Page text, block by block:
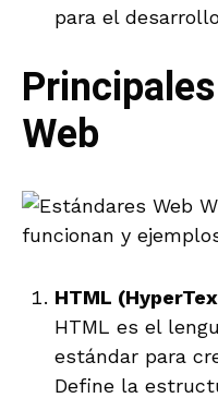
para el
Web
HTML
HTML es el
estándar para
Define la